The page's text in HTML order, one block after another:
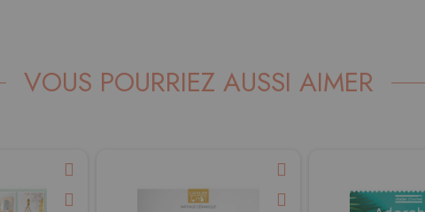
VOUS POURRIEZ AUSSI AIMER